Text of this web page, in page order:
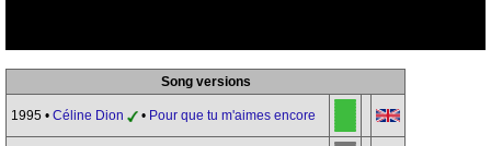
Song versions
1995 • Céline Dion • Pour que tu m'aimes encore